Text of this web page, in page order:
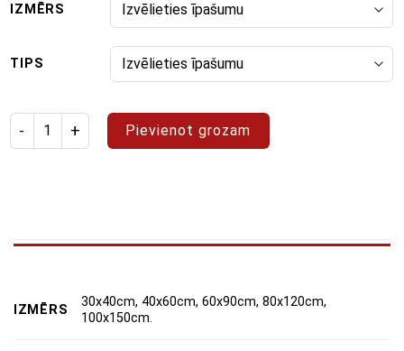
IZMĒRS
TIPS
Izstrādājuma daudzums: glezna "Abstrakts 92"
Pievienot grozam
IZMĒRS
30x40cm, 40x60cm, 60x90cm, 80x120cm,
100x150cm.